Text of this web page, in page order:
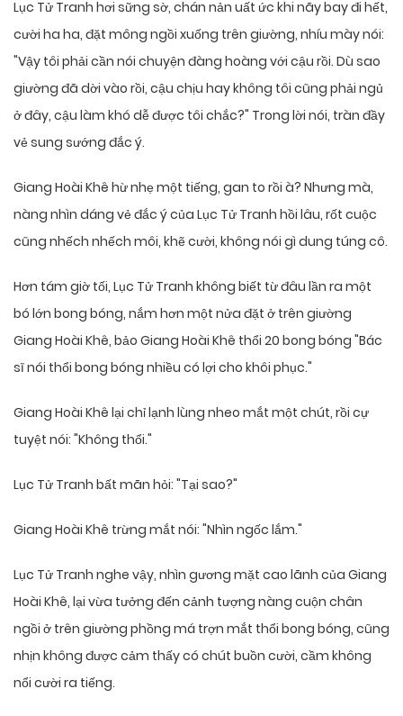
Lục Tử Tranh hơi sững sờ, chán nản uất ức khi nãy bay đi hết,
cười ha ha, đặt mông ngồi xuống trên giường, nhíu mày nói:
"Vậy tôi phải cần nói chuyện đàng hoàng với cậu rồi. Dù sao
giường đã dời vào rồi, cậu chịu hay không tôi cũng phải ngủ
ở đây, cậu làm khó dễ được tôi chắc?" Trong lời nói, tràn đầy
vẻ sung sướng đắc ý.
Giang Hoài Khê hừ nhẹ một tiếng, gan to rồi à? Nhưng mà,
nàng nhìn dáng vẻ đắc ý của Lục Tử Tranh hồi lâu, rốt cuộc
cũng nhếch nhếch môi, khẽ cười, không nói gì dung túng cô.
Hơn tám giờ tối, Lục Tử Tranh không biết từ đâu lần ra một
bó lớn bong bóng, nắm hơn một nửa đặt ở trên giường
Giang Hoài Khê, bảo Giang Hoài Khê thổi 20 bong bóng "Bác
sĩ nói thổi bong bóng nhiều có lợi cho khôi phục."
Giang Hoài Khê lại chỉ lạnh lùng nheo mắt một chút, rồi cự
tuyệt nói: "Không thổi."
Lục Tử Tranh bất mãn hỏi: "Tại sao?"
Giang Hoài Khê trừng mắt nói: "Nhìn ngốc lắm."
Lục Tử Tranh nghe vậy, nhìn gương mặt cao lãnh của Giang
Hoài Khê, lại vừa tưởng đến cảnh tượng nàng cuộn chân
ngồi ở trên giường phồng má trợn mắt thổi bong bóng, cũng
nhịn không được cảm thấy có chút buồn cười, cầm không
nổi cười ra tiếng.